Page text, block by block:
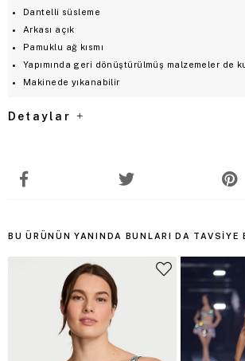
Dantelli süsleme
Arkası açık
Pamuklu ağ kısmı
Yapımında geri dönüştürülmüş malzemeler de
Makinede yıkanabilir
Detaylar
BU ÜRÜNÜN YANINDA BUNLARI DA TAVSIYE